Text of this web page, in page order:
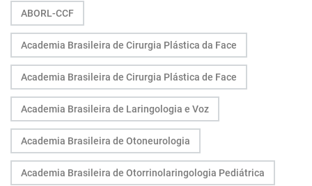
ABORL-CCF
Academia Brasileira de Cirurgia Plástica da Face
Academia Brasileira de Cirurgia Plástica de Face
Academia Brasileira de Laringologia e Voz
Academia Brasileira de Otoneurologia
Academia Brasileira de Otorrinolaringologia Pediátrica